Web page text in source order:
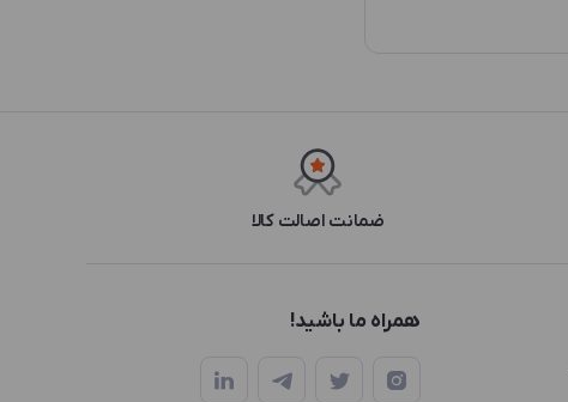
ضمانت اصالت کالا
همراه ما باشید!